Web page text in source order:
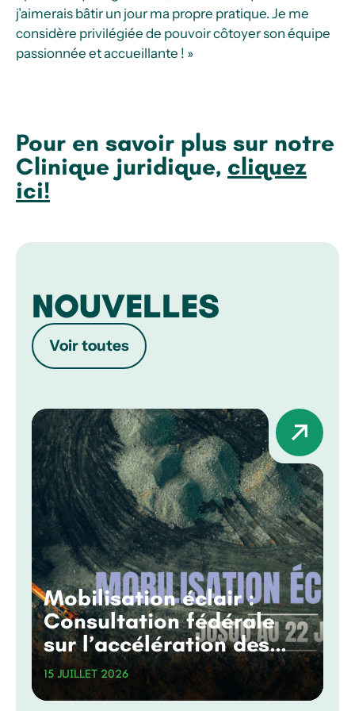
j’aimerais bâtir un jour ma propre pratique. Je me
considère privilégiée de pouvoir côtoyer son équipe
passionnée et accueillante ! »
Pour en savoir plus sur notre
Clinique juridique, cliquez
ici!
NOUVELLES
Voir toutes
Mobilisation éclair :
Consultation fédérale
sur l’accélération des
grands projets
15 JUILLET 2026